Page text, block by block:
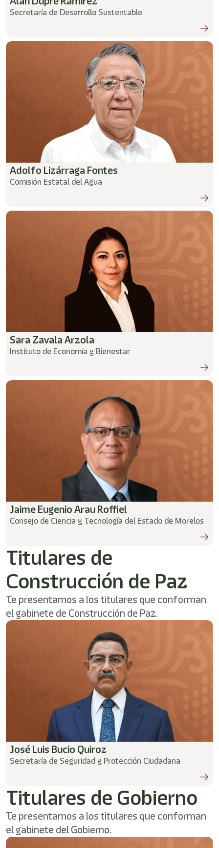
Secretaría de Desarrollo Sustentable
Adolfo Lizárraga Fontes
Comisión Estatal del Agua
Sara Zavala Arzola
Instituto de Economía y Bienestar
Jaime Eugenio Arau Roffiel
Consejo de Ciencia y Tecnología del Estado de Morelos
Titulares de
Construcción de Paz
Te presentamos a los titulares que conforman
el gabinete de Construcción de Paz.
José Luis Bucio Quiroz
Secretaría de Seguridad y Protección Ciudadana
Titulares de Gobierno
Te presentamos a los titulares que conforman
el gabinete del Gobierno.